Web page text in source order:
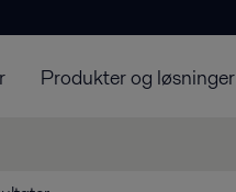
Produkter og løsninger